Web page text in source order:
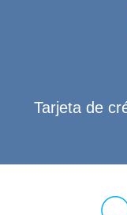
Tarjeta de